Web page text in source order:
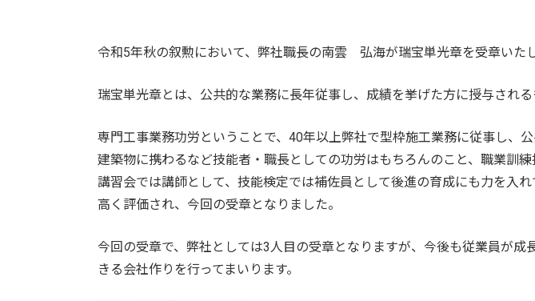
令和5年秋の叙勲において、弊社職長の南雲 弘海が瑞宝単光章を受章いたし
瑞宝単光章とは、公共的な業務に長年従事し、成績を挙げた方に授与される
専門工事業務功労ということで、40年以上弊社で型枠施工業務に従事し、
建築物に携わるなど技能者・職長としての功労はもちろんのこと、職業訓練
講習会では講師として、技能検定では補佐員として後進の育成にも力を入
高く評価され、今回の受章となりました。
今回の受章で、弊社としては3人目の受章となりますが、今後も従業員が成
きる会社作りを行ってまいります。